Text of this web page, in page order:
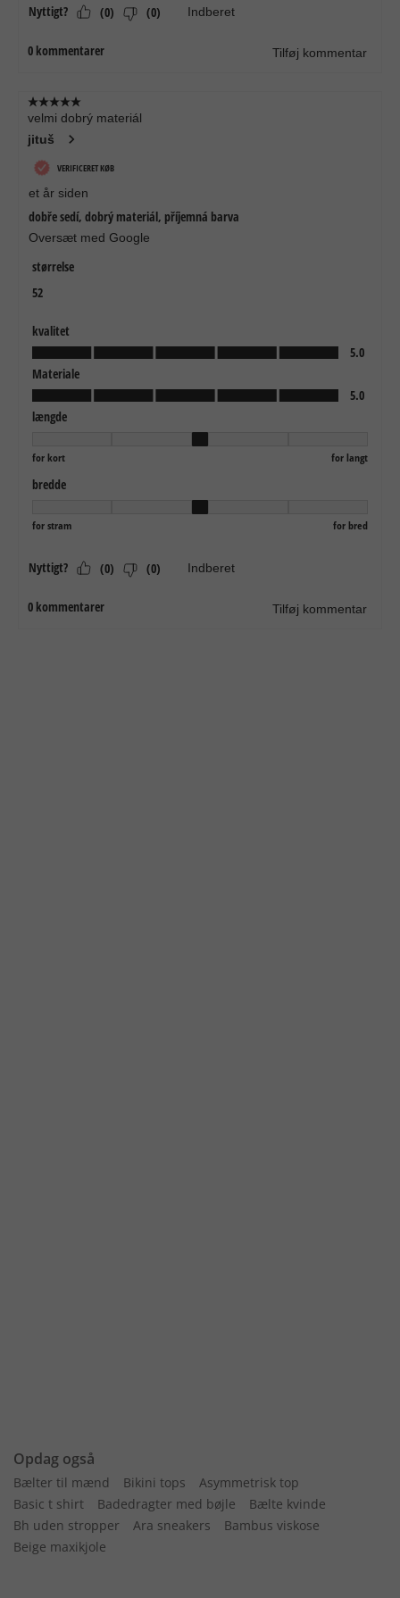
Opdag også
Bælter til mænd Bikini tops
Asymmetrisk top
Basic t shirt
Badedragter med bøjle
Bælte kvinde
Bh uden stropper
Ara sneakers
Bambus viskose
Beige maxikjole